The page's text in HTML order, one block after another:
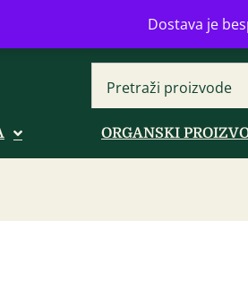
Dostava je
Pupina 16b, Novi Beograd
ORGANSKI